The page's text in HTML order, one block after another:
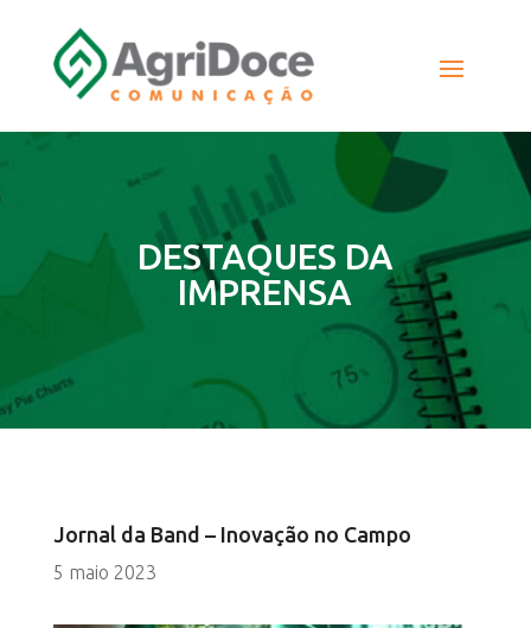
DESTAQUES DA
IMPRENSA
Jornal da Band – Inovação no Campo
5 maio 2023